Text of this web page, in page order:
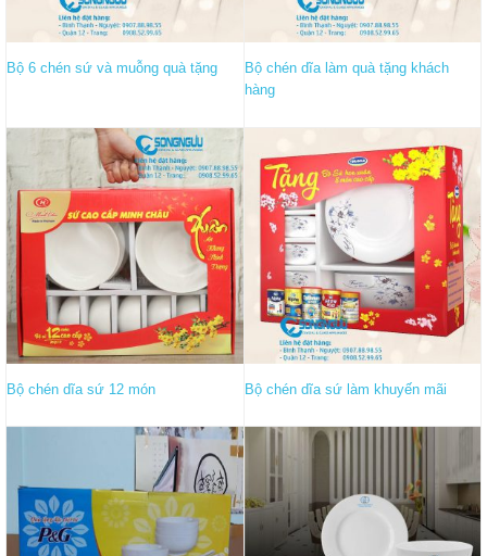
Bộ 6 chén sứ và muỗng quà tặng
Bộ chén dĩa làm quà tặng khách
hàng
Bộ chén dĩa sứ 12 món Bộ chén dĩa sứ làm khuyến mãi